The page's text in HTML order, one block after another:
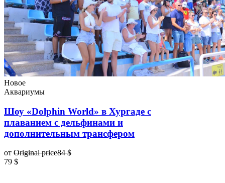
Новое
Аквариумы
Шоу «Dolphin World» в Хургаде с
плаванием с дельфинами и
дополнительным трансфером
от Original price84 $
79 $